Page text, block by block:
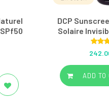
DCP
Solaire
ADD TO